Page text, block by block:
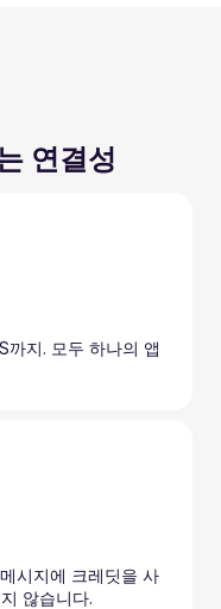
연결성
까지. 모두 하나의 앱
시지에 크레딧을 사
않습니다.